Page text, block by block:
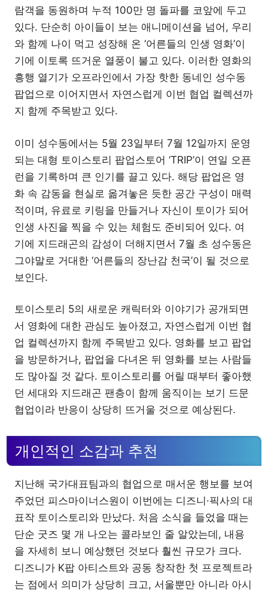
람객을 동원하며 누적 100만 명 돌파를 코앞에 두고
있다. 단순히 아이들이 보는 애니메이션을 넘어, 우리
와 함께 나이 먹고 성장해 온 ‘어른들의 인생 영화’이
기에 이토록 뜨거운 열풍이 불고 있다. 이러한 영화의
흥행 열기가 오프라인에서 가장 핫한 동네인 성수동
팝업으로 이어지면서 자연스럽게 이번 협업 컬렉션까
지 함께 주목받고 있다.
이미 성수동에서는 5월 23일부터 7월 12일까지 운영
되는 대형 토이스토리 팝업스토어 ‘TRIP’이 연일 오픈
런을 기록하며 큰 인기를 끌고 있다. 해당 팝업은 영
화 속 감동을 현실로 옮겨놓은 듯한 공간 구성이 매력
적이며, 유료로 키링을 만들거나 자신이 토이가 되어
인생 사진을 찍을 수 있는 체험도 준비되어 있다. 여
기에 지드래곤의 감성이 더해지면서 7월 초 성수동은
그야말로 거대한 ‘어른들의 장난감 천국’이 될 것으로
보인다.
토이스토리 5의 새로운 캐릭터와 이야기가 공개되면
서 영화에 대한 관심도 높아졌고, 자연스럽게 이번 협
업 컬렉션까지 함께 주목받고 있다. 영화를 보고 팝업
을 방문하거나, 팝업을 다녀온 뒤 영화를 보는 사람들
도 많아질 것 같다. 토이스토리를 어릴 때부터 좋아했
던 세대와 지드래곤 팬층이 함께 움직이는 보기 드문
협업이라 반응이 상당히 뜨거울 것으로 예상된다.
개인적인 소감과 추천
지난해 국가대표팀과의 협업으로 매서운 행보를 보여
주었던 피스마이너스원이 이번에는 디즈니·픽사의 대
표작 토이스토리와 만났다. 처음 소식을 들었을 때는
단순 굿즈 몇 개 나오는 콜라보인 줄 알았는데, 내용
을 자세히 보니 예상했던 것보다 훨씬 규모가 크다.
디즈니가 K팝 아티스트와 공동 창작한 첫 프로젝트라
는 점에서 의미가 상당히 크고, 서울뿐만 아니라 아시